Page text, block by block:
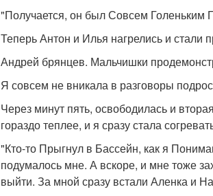
"Получается, он был Совсем Голеньким
Теперь Антон и Илья нагрелись и стали
Андрей брянцев. Мальчишки
Я совсем не вникала в разговоры
Через минут пять, освободилась и
гораздо теплее, и я сразу стала
"Кто-то Прыгнул в Бассейн, как я
подумалось мне. А вскоре, и мне тоже
выйти. За мной сразу встали Аленка и